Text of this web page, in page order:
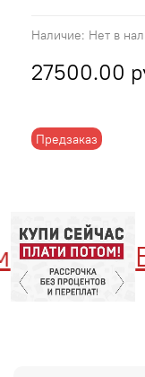
Наличие: Нет в
Предзаказ
27500.00